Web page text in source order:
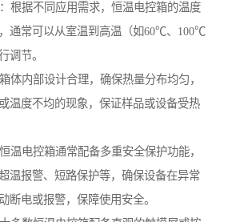
根据不同应用需求，恒温电控箱的温度
通常可以从室温到高温（如60℃、100℃
调节。
体内部设计合理，确保热量分布均匀，
温度不均的现象，保证样品或设备受热
温电控箱通常配备多重安全保护功能，
温报警、短路保护等，确保设备在异常
断电或报警，保障使用安全。